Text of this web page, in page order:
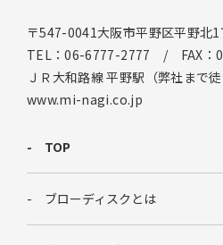
〒547-0041大阪市平野区平野北
TEL：06-6777-2777 / FAX：
ＪＲ大和路線 平野駅（弊社まで徒
www.mi-nagi.co.jp
TOP
ブローディスクとは